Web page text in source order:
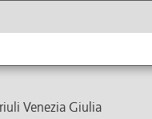
Venezia Giulia